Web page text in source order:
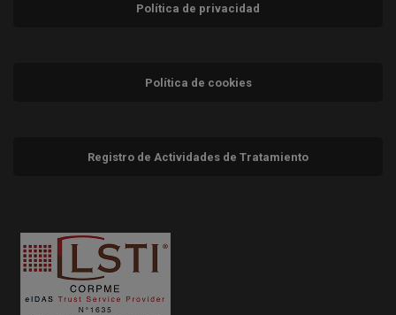
Política de privacidad
Política de cookies
Registro de Actividades de Tratamiento